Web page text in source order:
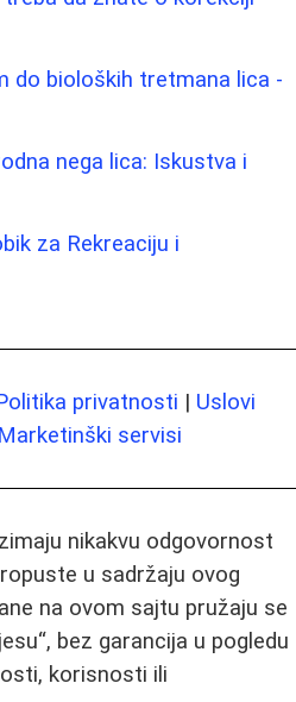
do bioloških tretmana lica -
nega lica: Iskustva i
za Rekreaciju i
privatnosti | Uslovi
Marketinški servisi
nikakvu odgovornost
u sadržaju ovog
na ovom sajtu pružaju se
bez garancija u pogledu
korisnosti ili